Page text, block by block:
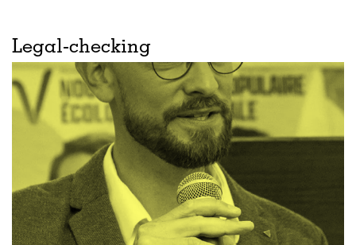
Legal-checking